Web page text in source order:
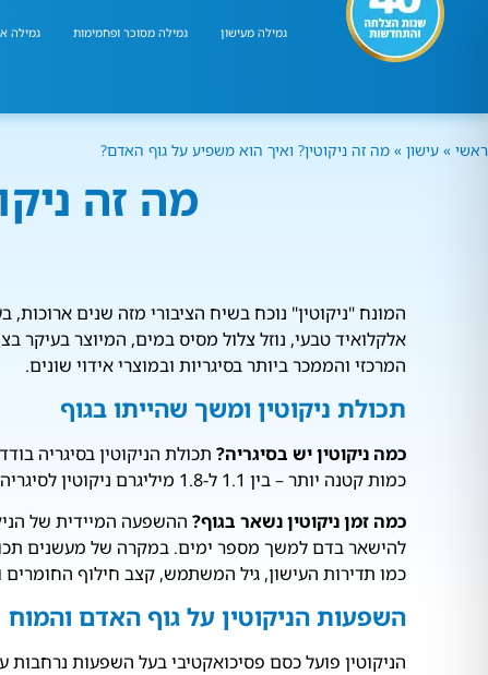
גמילה מעישון גמילה מסוכר ופחמימות גמילה
ראשי » עישון » מה זה ניקוטין? ואיך הוא משפיע על גוף האדם?
מה זה
המונח "ניקוטין" נוכח בשיח הציבורי מזה שנים
אלקלואיד טבעי, נוזל צלול מסיס במים, המיוצר
המרכזי והממכר ביותר בסיגריות ובמוצרי אידוי שונים.
תכולת ניקוטין ומשך שהייתו בגוף
כמה ניקוטין יש בסיגריה?
כמות קטנה יותר – בין 1.1 ל-1.8 מיליגרם ניקוטין לסיגריה. אחוז הניקוטין מסך הסיגריה הוא זעיר, בין 1% ל-3% בלבד.
כמה זמן ניקוטין נשאר בגוף?
להישאר בדם למשך מספר ימים. במקרה של מעשנים
כמו תדירות העישון, גיל המשתמש, קצב חילוף החומרים
השפעות הניקוטין על גוף האדם והמוח
הניקוטין פועל כסם פסיכואקטיבי בעל השפעות נרחבות